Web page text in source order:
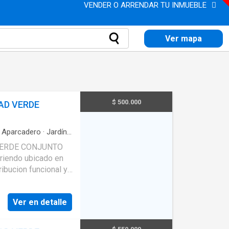
VENDER O ARRENDAR TU INMUEBLE
Ver mapa
VERDE
Aparcadero · Jardín·
CONJUNTO
ubicado en
funcional y
zona de
practico,
cuenta con
Ver en detalle
$ 500.000